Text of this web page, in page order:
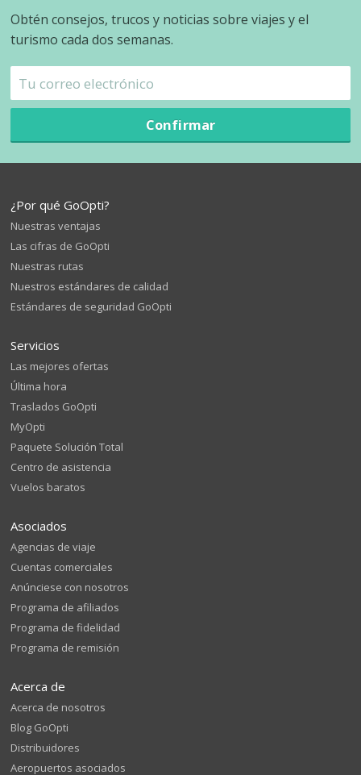
Obtén consejos, trucos y noticias sobre viajes y el
turismo cada dos semanas.
Confirmar
¿Por qué GoOpti?
Nuestras ventajas
Las cifras de GoOpti
Nuestras rutas
Nuestros estándares de calidad
Estándares de seguridad GoOpti
Servicios
Las mejores ofertas
Última hora
Traslados GoOpti
MyOpti
Paquete Solución Total
Centro de asistencia
Vuelos baratos
Asociados
Agencias de viaje
Cuentas comerciales
Anúnciese con nosotros
Programa de afiliados
Programa de fidelidad
Programa de remisión
Acerca de
Acerca de nosotros
Blog GoOpti
Distribuidores
Aeropuertos asociados